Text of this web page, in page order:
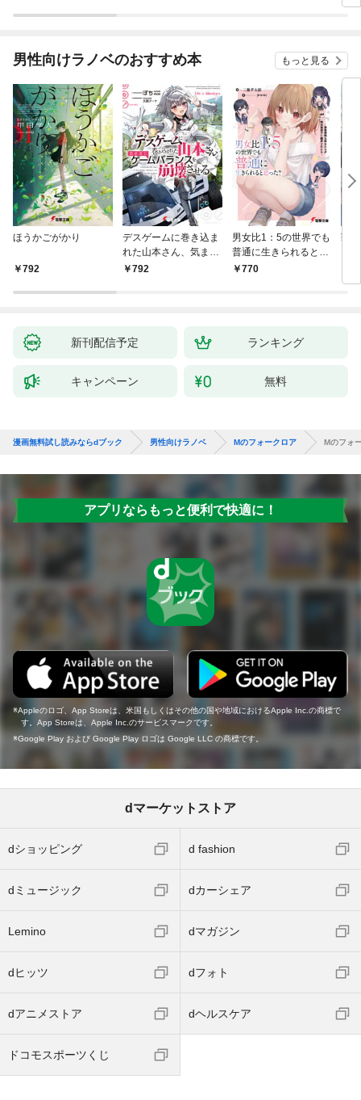
男性向けラノベのおすすめ本 もっと見る
ほうかごがかり
792
デスゲームに巻き込ま
れた山本さん、気まま
にゲームバランスを崩
792
男女比1：5の世界でも
普通に生きられると思
った？ ～激重感情な
770
戦
特
新刊配信予定 ランキング
キャンペーン 無料
漫画無料試し読みならdブック 男性向けラノベ Mのフォークロア Mのフォ
アプリならもっと便利で快適に！
Appleのロゴ、App Storeは、米国もしくはその他の国や地域におけるApple Inc.の商標で
す。App Storeは、Apple Inc.のサービスマークです。
Google Play および Google Play ロゴは Google LLC の商標です。
dマーケットストア
dショッピング d fashion
dミュージック dカーシェア
Lemino dマガジン
dヒッツ dフォト
dアニメストア dヘルスケア
ドコモスポーツくじ